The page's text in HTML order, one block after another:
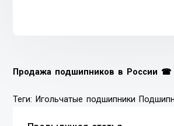
Продажа подшипников в России
Теги: Игольчатые подшипники